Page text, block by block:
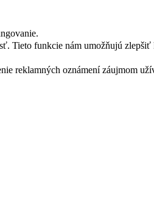
Tieto funkcie nám umožňujú zlepšiť
reklamných oznámení záujmom